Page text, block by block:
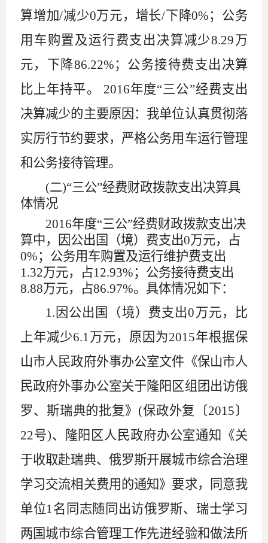
算增加/减少0万元，增长/下降0%；公务
用车购置及运行费支出决算减少8.29万
元，下降86.22%；公务接待费支出决算
比上年持平。 2016年度“三公”经费支出
决算减少的主要原因：我单位认真贯彻落
实厉行节约要求，严格公务用车运行管理
和公务接待管理。
(二)“三公”经费财政拨款支出决算具
体情况
2016年度“三公”经费财政拨款支出决
算中，因公出国（境）费支出0万元，占
0%；公务用车购置及运行维护费支出
1.32万元，占12.93%；公务接待费支出
8.88万元，占86.97%。具体情况如下：
1. 因公出国（境）费支出0 万元，比
上年减少6.1 万元，原因为2015年根据保
山市人民政府外事办公室文件《保山市人
民政府外事办公室关于隆阳区组团出访俄
罗、斯瑞典的批复》 (保政外复〔 2015 〕
22号)、隆阳区人民政府办公室通知《关
于收取赴瑞典、俄罗斯开展城市综合治理
学习交流相关费用的通知》要求，同意我
单位1名同志随同出访俄罗斯、瑞士学习
两国城市综合管理工作先进经验和做法所